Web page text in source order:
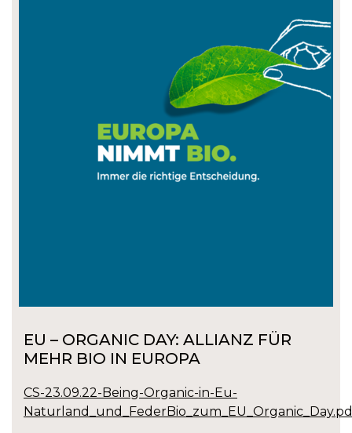
EU – ORGANIC DAY: ALLIANZ FÜR
MEHR BIO IN EUROPA
CS-23.09.22-Being-Organic-in-Eu-